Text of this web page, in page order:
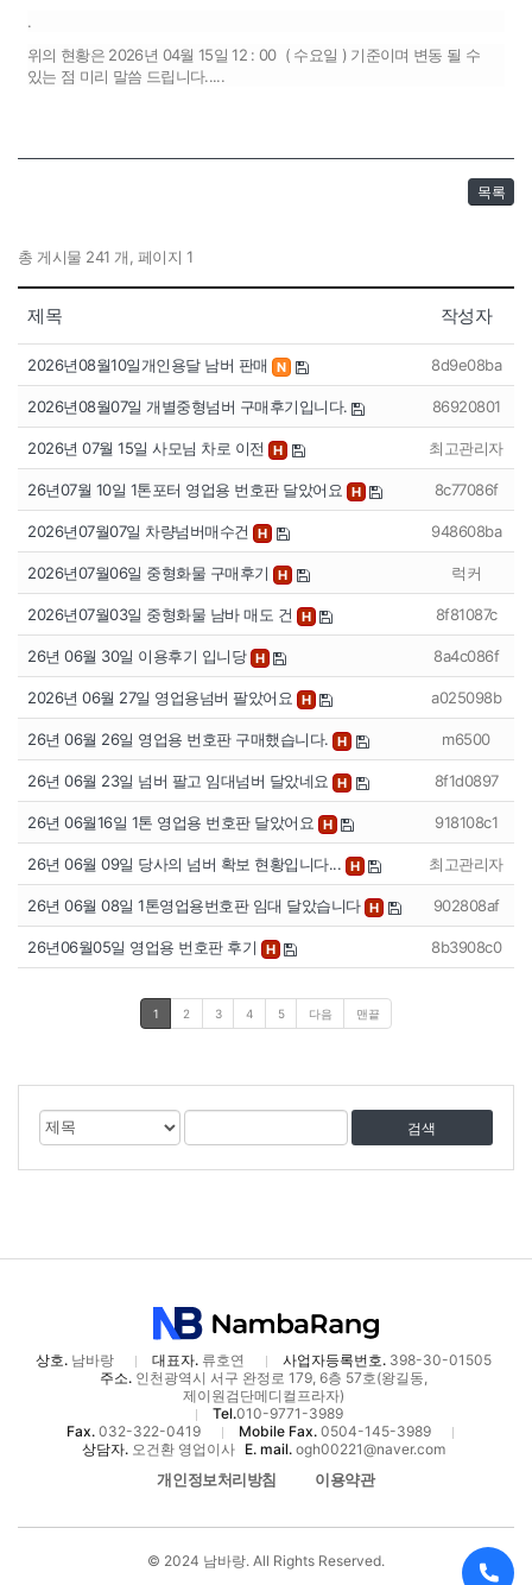
.
위의 현황은 2026년 04월 15일 12 : 00 ( 수요일 ) 기준이며 변동 될 수
있는 점 미리 말씀 드립니다.....
목록
총 게시물 241 개, 페이지 1
제목 작성자
2026년08월10일개인용달 남버 판매 N 8d9e08ba
2026년08월07일 개별중형넘버 구매후기입니다. 86920801
2026년 07월 15일 사모님 차로 이전 H 최고관리자
26년07월 10일 1톤포터 영업용 번호판 달았어요 H 8c77086f
2026년07월07일 차량넘버매수건 H 948608ba
2026년07월06일 중형화물 구매후기 H 럭커
2026년07월03일 중형화물 남바 매도 건 H 8f81087c
26년 06월 30일 이용후기 입니당 H 8a4c086f
2026년 06월 27일 영업용넘버 팔았어요 H a025098b
26년 06월 26일 영업용 번호판 구매했습니다. H m6500
26년 06월 23일 넘버 팔고 임대넘버 달았네요 H 8f1d0897
26년 06월16일 1톤 영업용 번호판 달았어요 H 918108c1
26년 06월 09일 당사의 넘버 확보 현황입니다... H 최고관리자
26년 06월 08일 1톤영업용번호판 임대 달았습니다 H 902808af
26년06월05일 영업용 번호판 후기 H 8b3908c0
1 2 3 4 5 다음 맨끝
게
물
검
색
대
검
어
상호.남바랑 대표자.류호연 사업자등록번호.398-30-01505
주소.인천광역시 서구 완정로 179, 6층 57호(왕길동,
제이원검단메디컬프라자)
Tel.010-9771-3989
Fax. 032-322-0419 Mobile Fax. 0504-145-3989
상담자.오건환 영업이사 E. mail.ogh00221@naver.com
개인정보처리방침 이용약관
© 2024 남바랑. All Rights Reserved.